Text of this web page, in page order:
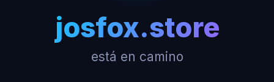
josfox.store
está en camino